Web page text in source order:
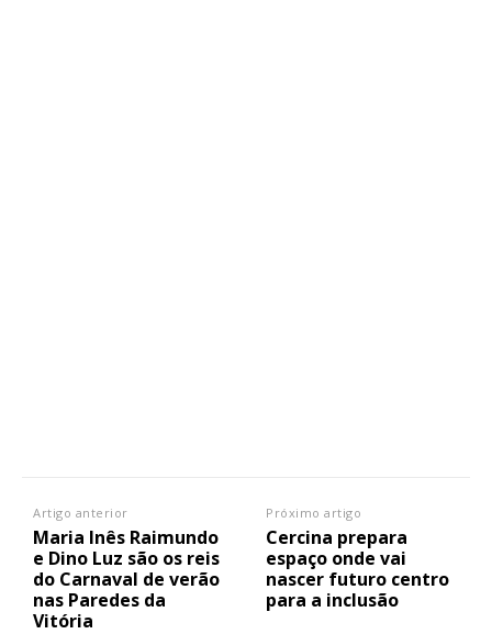
Artigo anterior
Maria Inês Raimundo
e Dino Luz são os reis
do Carnaval de verão
nas Paredes da
Vitória
Próximo artigo
Cercina prepara
espaço onde vai
nascer futuro centro
para a inclusão